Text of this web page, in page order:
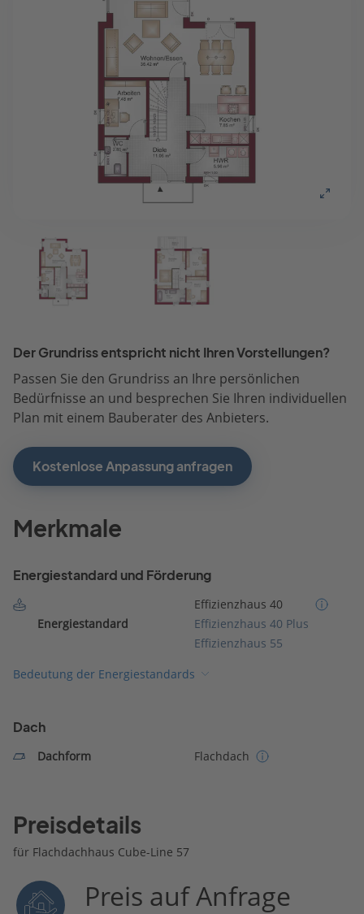
Der Grundriss entspricht nicht Ihren Vorstellungen?
Passen Sie den Grundriss an Ihre persönlichen
Bedürfnisse an und besprechen Sie Ihren individuellen
Plan mit einem Bauberater des Anbieters.
Kostenlose Anpassung anfragen
Merkmale
Energiestandard und Förderung
Energiestandard
Effizienzhaus 40
Effizienzhaus 40 Plus
Effizienzhaus 55
Bedeutung der Energiestandards
Dach
Dachform Flachdach
Preisdetails
für Flachdachhaus Cube-Line 57
Preis auf Anfrage